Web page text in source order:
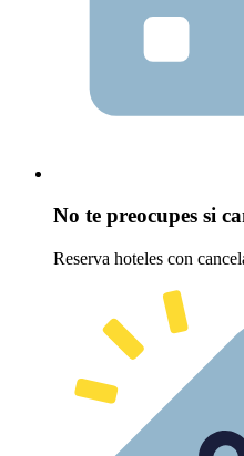
No te preocupes si
Reserva hoteles con